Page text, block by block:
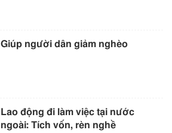
Giúp người dân giảm nghèo
Lao động đi làm việc tại nước
ngoài: Tích vốn, rèn nghề